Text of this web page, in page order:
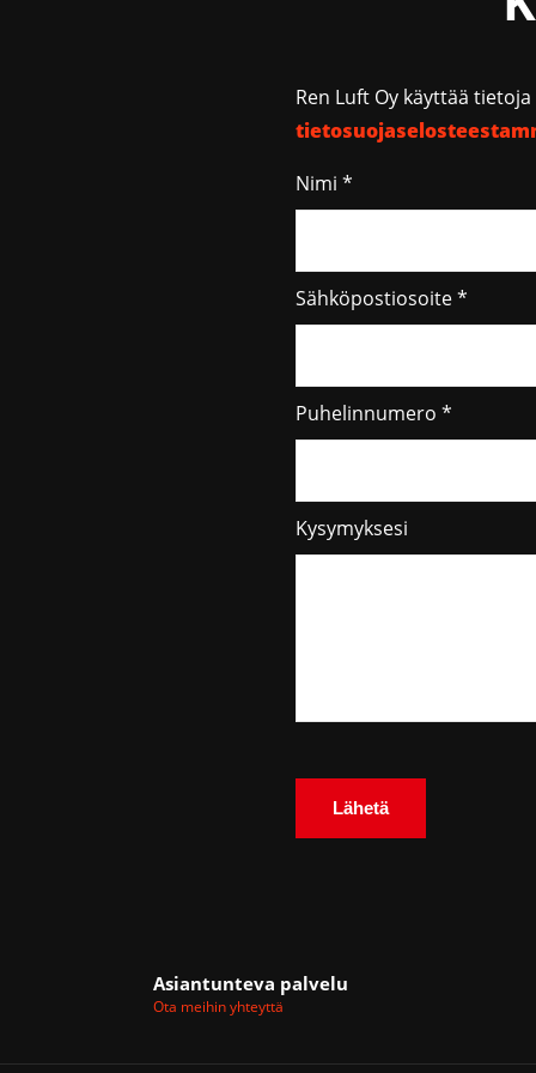
Ren Luft Oy käyttää
Nimi *
Sähköpostiosoite *
Puhelinnumero *
Kysymyksesi
Asiantunteva palvelu
Ota meihin yhteyttä